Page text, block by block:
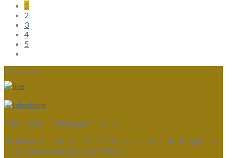
1
2
3
4
5
CONTACT US
Email : clarinetsiam@gmail.com
Address : Clarinet Siam 1177 Kanchanaphisek Rd, Bang Khae
Nuea, Bang Khae, Bangkok 10160